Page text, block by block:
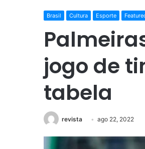
Brasil Cultura Esporte
jogo de
tabela
revista ago 22, 2022